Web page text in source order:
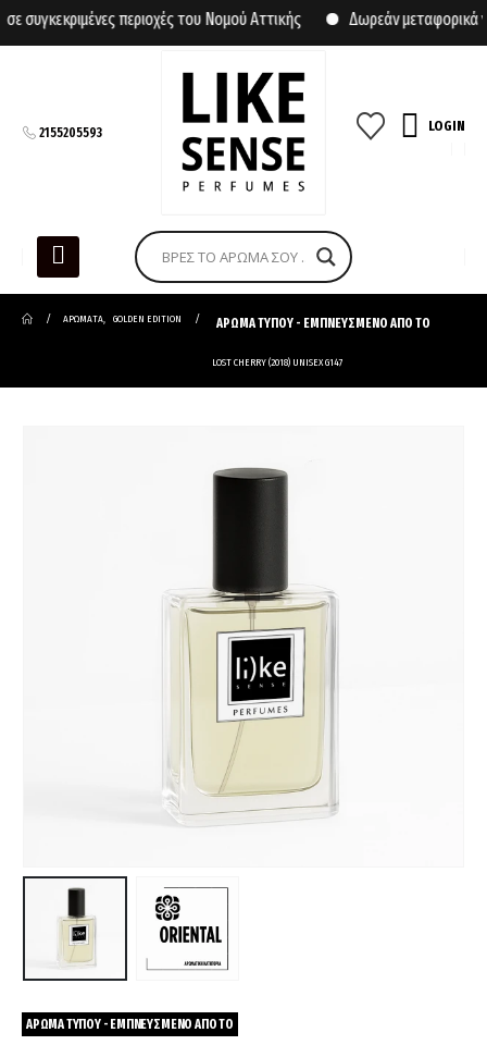
περιοχές του Νομού Αττικής Δωρεάν μεταφορικά
2155205593 LOGIN
ΑΡΩΜΑΤΑ, GOLDEN EDITION ΑΡΩΜΑ ΤΥΠΟΥ - ΕΜΠΝΕΥΣΜΕΝΟ ΑΠΟ ΤΟ
LOST CHERRY (2018) UNISEX G147
ΑΡΩΜΑ ΤΥΠΟΥ - ΕΜΠΝΕΥΣΜΕΝΟ ΑΠΟ ΤΟ